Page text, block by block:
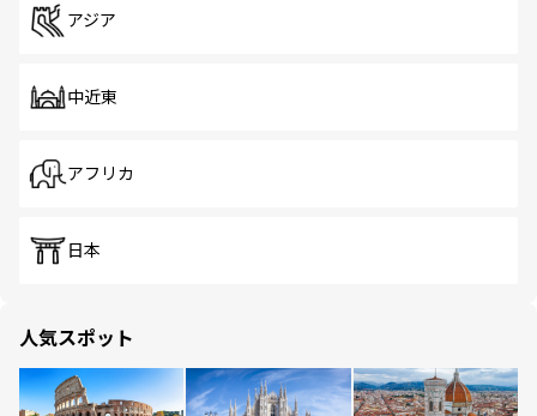
アジア
中近東
アフリカ
日本
人気スポット